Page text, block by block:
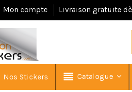
Mon compte Livraison gratuite
Nos Stickers Catalogue